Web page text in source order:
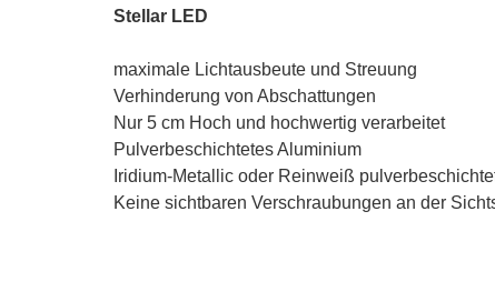
Stellar LED
maximale Lichtausbeute und Streuung
Verhinderung von Abschattungen
Nur 5 cm Hoch und hochwertig verarbeitet
Pulverbeschichtetes Aluminium
Iridium-Metallic oder Reinweiß
Keine sichtbaren Verschraubungen an der